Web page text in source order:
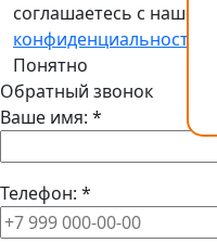
соглашаетесь с нашей
конфиденциальности
Понятно
Обратный звонок
Ваше имя: *
Телефон: *